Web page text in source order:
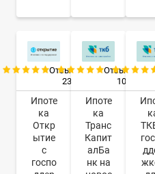
Отзывы:
23
Ипоте
ка
Откр
ытие
с
госпо
Отзывы:
10
Ипоте
ка
Транс
Капит
алБа
нк на